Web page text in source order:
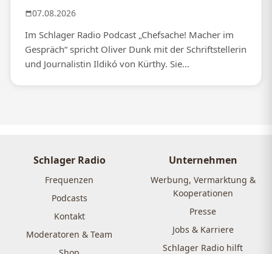
07.08.2026
Im Schlager Radio Podcast „Chefsache! Macher im
Gespräch“ spricht Oliver Dunk mit der Schriftstellerin
und Journalistin Ildikó von Kürthy. Sie...
Schlager Radio
Frequenzen
Podcasts
Kontakt
Moderatoren & Team
Unternehmen
Werbung, Vermarktung &
Kooperationen
Presse
Jobs & Karriere
Schlager Radio hilft